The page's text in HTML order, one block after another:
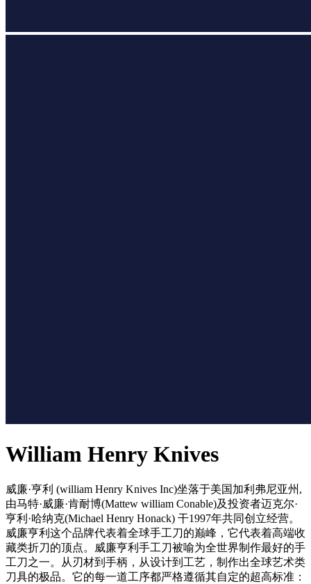
William Henry Knives
威廉·亨利 (william Henry Knives Inc)坐落于美国加利弗尼亚州,
由马特·威廉·肯耐博(Mattew william Conable)及投资者迈克尔·
亨利·哈纳克(Michael Henry Honack) 干1997年共同创立经营。
威廉亨利这个品牌代表着全球手工刀的巅峰，它代表着高端收
藏类折刀的顶点。威廉亨利手工刀被喻为全世界制作最好的手
工刀之一。从刃材到手柄，从设计到工艺，制作出全球艺术类
刀具的极品。它的每一道工序都严格遵循其自定的超高标准：